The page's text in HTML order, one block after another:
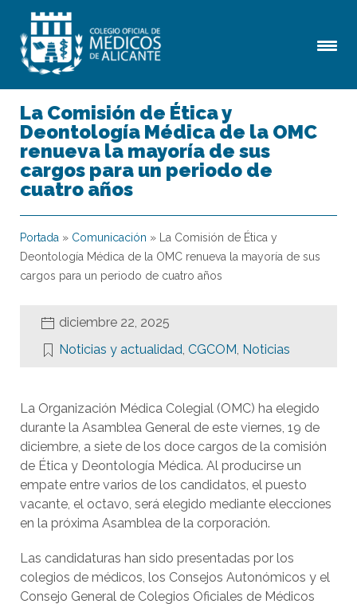
La Comisión de Ética y
Deontología Médica de la OMC
renueva la mayoría de sus
cargos para un periodo de
cuatro años
Portada » Comunicación »
La Comisión de Ética y
Deontología Médica de la OMC renueva la mayoría de sus
cargos para un periodo de cuatro años
diciembre 22, 2025
Noticias y actualidad, CGCOM, Noticias
La Organización Médica Colegial (OMC) ha elegido
durante la Asamblea General de este viernes, 19 de
diciembre, a siete de los doce cargos de la comisión
de Ética y Deontología Médica. Al producirse un
empate entre varios de los candidatos, el puesto
vacante, el octavo, será elegido mediante elecciones
en la próxima Asamblea de la corporación.
Las candidaturas han sido presentadas por los
colegios de médicos, los Consejos Autonómicos y el
Consejo General de Colegios Oficiales de Médicos